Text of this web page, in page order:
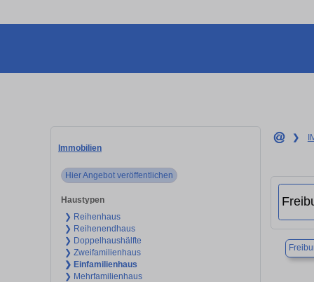
Immobilien
Hier Angebot veröffentlichen
Haustypen
❯ Reihenhaus
❯ Reihenendhaus
❯ Doppelhaushälfte
❯ Zweifamilienhaus
❯ Einfamilienhaus
❯ Mehrfamilienhaus
❯